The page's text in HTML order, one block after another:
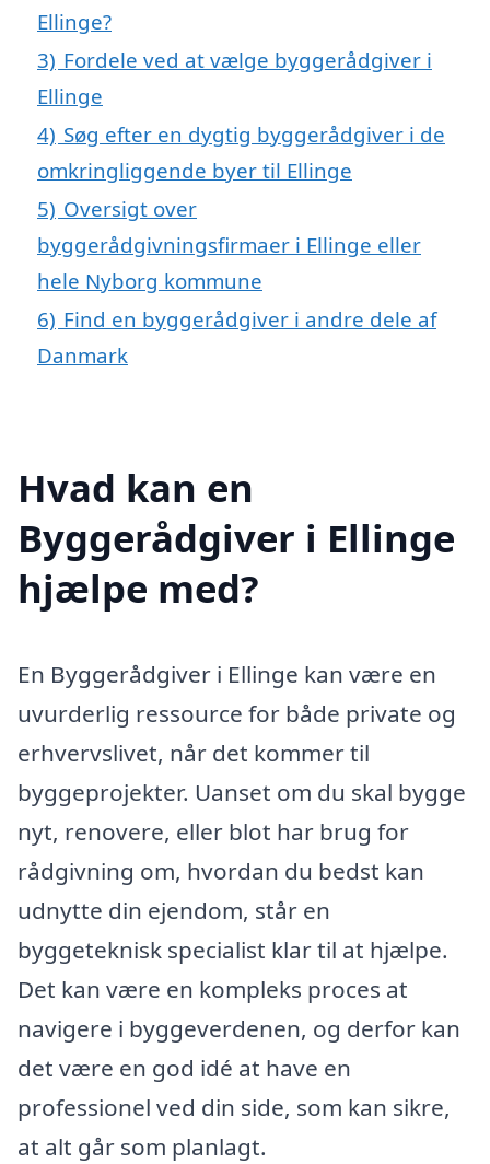
Ellinge?
3) Fordele ved at vælge byggerådgiver i
Ellinge
4) Søg efter en dygtig byggerådgiver i de
omkringliggende byer til Ellinge
5) Oversigt over
byggerådgivningsfirmaer i Ellinge eller
hele Nyborg kommune
6) Find en byggerådgiver i andre dele af
Danmark
Hvad kan en
Byggerådgiver i Ellinge
hjælpe med?
En Byggerådgiver i Ellinge kan være en
uvurderlig ressource for både private og
erhvervslivet, når det kommer til
byggeprojekter. Uanset om du skal bygge
nyt, renovere, eller blot har brug for
rådgivning om, hvordan du bedst kan
udnytte din ejendom, står en
byggeteknisk specialist klar til at hjælpe.
Det kan være en kompleks proces at
navigere i byggeverdenen, og derfor kan
det være en god idé at have en
professionel ved din side, som kan sikre,
at alt går som planlagt.